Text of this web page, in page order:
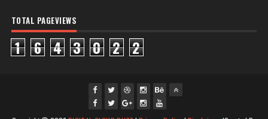
TOTAL PAGEVIEWS
1 6 4 3 0 2 2
fac twi gpl ins you